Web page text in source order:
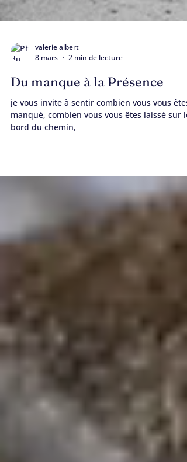
8 mars
2 min de lecture
Du manque à la Présence
je vous invite à sentir combien vous vous êtes
bord du chemin,